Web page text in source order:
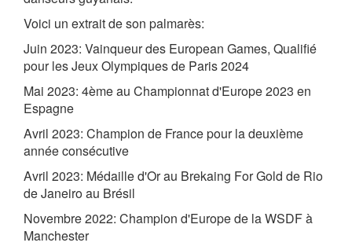
Voici un extrait de son palmarès:
Juin 2023: Vainqueur des European Games, Qualifié
pour les Jeux Olympiques de Paris 2024
Mai 2023: 4ème au Championnat d'Europe 2023 en
Espagne
Avril 2023: Champion de France pour la deuxième
année consécutive
Avril 2023: Médaille d'Or au Brekaing For Gold de Rio
de Janeiro au Brésil
Novembre 2022: Champion d'Europe de la WSDF à
Manchester